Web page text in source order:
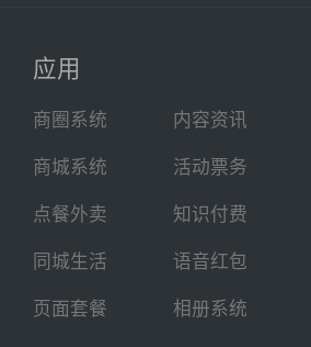
应用
商圈系统
商城系统
点餐外卖
同城生活
页面套餐
内容资讯
活动票务
知识付费
语音红包
相册系统